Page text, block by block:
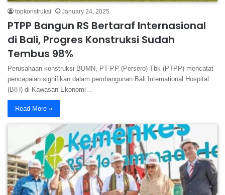
topkonstruksi January 24, 2025
PTPP Bangun RS Bertaraf Internasional
di Bali, Progres Konstruksi Sudah
Tembus 98%
Perusahaan konstruksi BUMN, PT PP (Persero) Tbk (PTPP) mencatat
pencapaian signifikan dalam pembangunan Bali International Hospital
(BIH) di Kawasan Ekonomi…
Read More »